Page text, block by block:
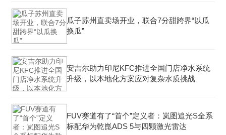
瓜子苏州直卖场开业，联合7分甜跨界“以瓜
换瓜”
安吉尔助力印尼KFC推进全国门店净水系统
升级，以本地化方案应对复杂水质挑战
FUV赛道有了“首个”定义者：岚图追光S全系
标配华为乾崑ADS 5与四颗激光雷达